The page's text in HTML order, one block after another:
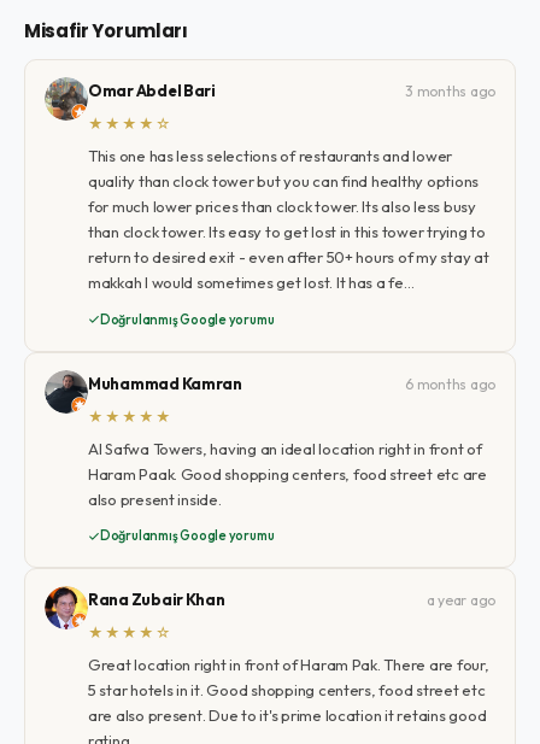
Misafir Yorumları
Omar Abdel Bari
3 months ago
★★★★☆
This one has less selections of restaurants and lower
quality than clock tower but you can find healthy options
for much lower prices than clock tower. Its also less busy
than clock tower. Its easy to get lost in this tower trying to
return to desired exit - even after 50+ hours of my stay at
makkah I would sometimes get lost. It has a fe…
Doğrulanmış Google yorumu
Muhammad Kamran
6 months ago
★★★★★
Al Safwa Towers, having an ideal location right in front of
Haram Paak. Good shopping centers, food street etc are
also present inside.
Doğrulanmış Google yorumu
Rana Zubair Khan
a year ago
★★★★☆
Great location right in front of Haram Pak. There are four,
5 star hotels in it. Good shopping centers, food street etc
are also present. Due to it's prime location it retains good